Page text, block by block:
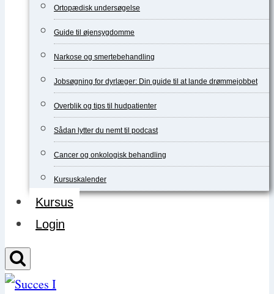
Ortopædisk undersøgelse
Guide til øjensygdomme
Narkose og smertebehandling
Jobsøgning for dyrlæger: Din guide til at lande drømmejobbet
Overblik og tips til hudpatienter
Sådan lytter du nemt til podcast
Cancer og onkologisk behandling
Kursuskalender
Kursus
Login